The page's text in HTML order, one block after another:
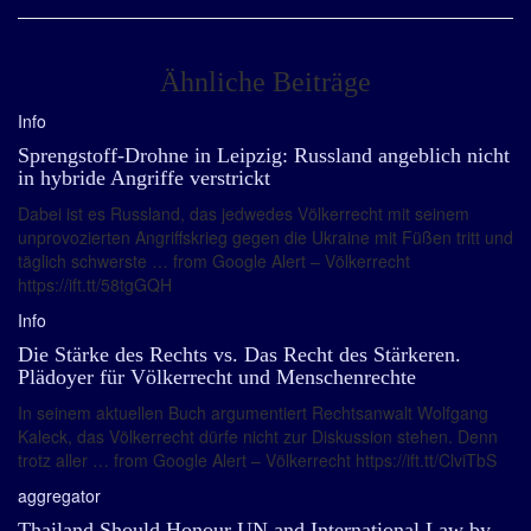
Ähnliche Beiträge
Info
Sprengstoff-Drohne in Leipzig: Russland angeblich nicht
in hybride Angriffe verstrickt
Dabei ist es Russland, das jedwedes Völkerrecht mit seinem
unprovozierten Angriffskrieg gegen die Ukraine mit Füßen tritt und
täglich schwerste … from Google Alert – Völkerrecht
https://ift.tt/58tgGQH
Info
Die Stärke des Rechts vs. Das Recht des Stärkeren.
Plädoyer für Völkerrecht und Menschenrechte
In seinem aktuellen Buch argumentiert Rechtsanwalt Wolfgang
Kaleck, das Völkerrecht dürfe nicht zur Diskussion stehen. Denn
trotz aller … from Google Alert – Völkerrecht https://ift.tt/ClviTbS
aggregator